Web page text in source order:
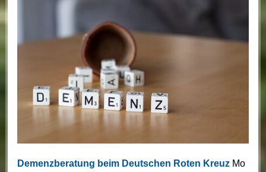
Demenzberatung beim Deutschen Roten Kreuz Mo